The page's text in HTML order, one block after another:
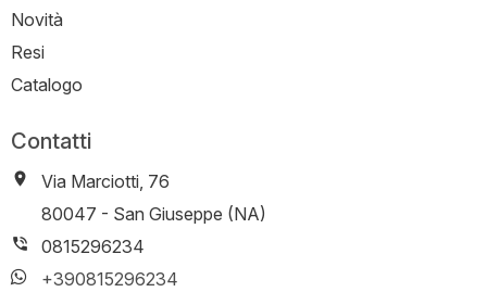
Novità
Resi
Catalogo
Contatti
Via Marciotti, 76
-
80047 - San Giuseppe (NA)
0815296234
+390815296234